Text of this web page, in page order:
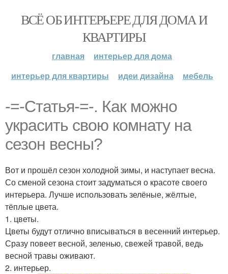
ВСЁ ОБ ИНТЕРЬЕРЕ ДЛЯ ДОМА И
КВАРТИРЫ
главная
интерьер для дома
интерьер для квартиры
идеи дизайна мебель
-=-Статья-=-. Как можно
украсить свою комнату на
сезон весны?
Вот и прошёл сезон холодной зимы, и наступает весна.
Со сменой сезона стоит задуматься о красоте своего
интерьера. Лучше использовать зелёные, жёлтые,
тёплые цвета.
1. цветы.
Цветы будут отлично вписываться в весенний интерьер.
Сразу повеет весной, зеленью, свежей травой, ведь
весной травы оживают.
2. интерьер.